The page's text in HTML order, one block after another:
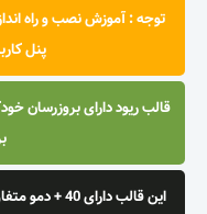
توجه : آموزش نصب و راه
پنل
قالب ریود دارای بروزرسان
این قالب